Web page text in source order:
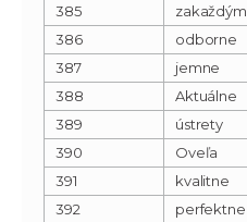
385
zakaždým
386
odborne
387
jemne
388
Aktuálne
389
ústrety
390
Oveľa
391
kvalitne
392
perfektne